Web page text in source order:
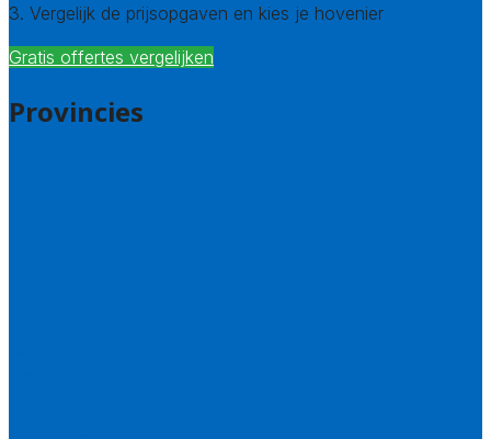
3. Vergelijk de prijsopgaven en kies je hovenier
Gratis offertes vergelijken
Provincies